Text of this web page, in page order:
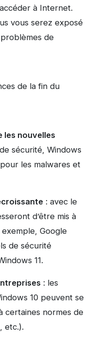
à Internet.
vous serez exposé
de
de la fin du
nouvelles
sécurité, Windows
les malwares et
: avec le
d’être mis à
Google
de sécurité
11.
: les
10 peuvent se
certaines normes de
etc.).